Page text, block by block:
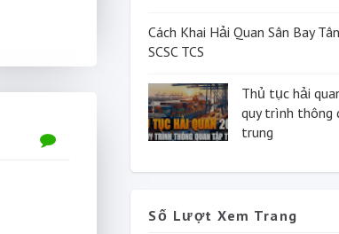
Cách Khai Hải Quan Sân Bay
SCSC TCS
Thủ tục hải
quy trình thông
trung
Số Lượt Xem Trang